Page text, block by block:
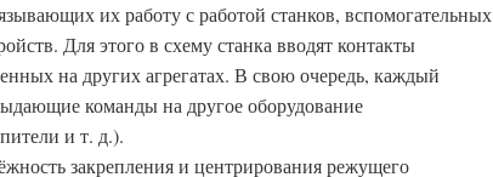
их работу с работой станков, вспомо­гательных
Для этого в схему станка вво­дят контакты
на других агрегатах. В свою очередь, каждый
команды на другое оборудование
и т. д.).
закрепления и центрирования ре­жущего